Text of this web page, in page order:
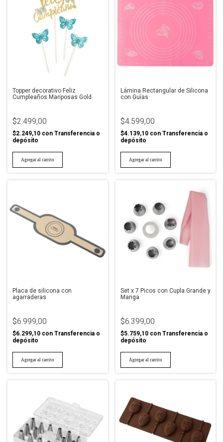
Topper decorativo Feliz
Cumpleaños Mariposas Gold
$2.499,00
$2.249,10 con Transferencia o
depósito
Lámina Rectangular de Silicona
con Guías
$4.599,00
$4.139,10 con Transferencia o
depósito
Placa de silicona con
agarraderas
$6.999,00
$6.299,10 con Transferencia o
depósito
Set x 7 Picos con Cupla Grande y
Manga
$6.399,00
$5.759,10 con Transferencia o
depósito